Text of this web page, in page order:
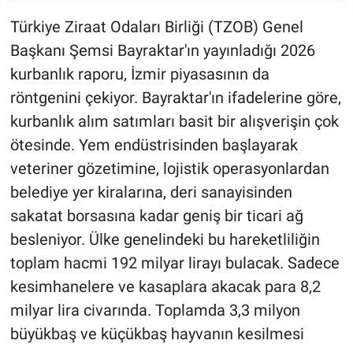
Türkiye Ziraat Odaları Birliği (TZOB) Genel
Başkanı Şemsi Bayraktar'ın yayınladığı 2026
kurbanlık raporu, İzmir piyasasının da
röntgenini çekiyor. Bayraktar'ın ifadelerine göre,
kurbanlık alım satımları basit bir alışverişin çok
ötesinde. Yem endüstrisinden başlayarak
veteriner gözetimine, lojistik operasyonlardan
belediye yer kiralarına, deri sanayisinden
sakatat borsasına kadar geniş bir ticari ağ
besleniyor. Ülke genelindeki bu hareketliliğin
toplam hacmi 192 milyar lirayı bulacak. Sadece
kesimhanelere ve kasaplara akacak para 8,2
milyar lira civarında. Toplamda 3,3 milyon
büyükbaş ve küçükbaş hayvanın kesilmesi